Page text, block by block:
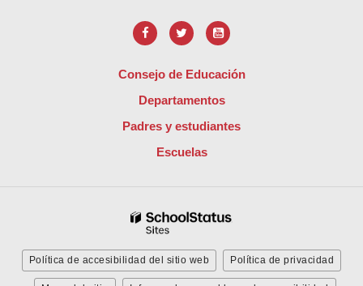
Consejo de Educación
Departamentos
Padres y estudiantes
Escuelas
Política de accesibilidad del sitio web Política de privacidad